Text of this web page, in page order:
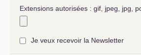
Extensions autorisées : gif, jpeg, jpg,
Je veux recevoir la Newsletter